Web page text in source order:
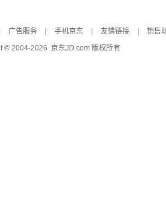
广告服务 手机京东 友情链接 销售
© 2004-2026 京东JD.com 版权所有